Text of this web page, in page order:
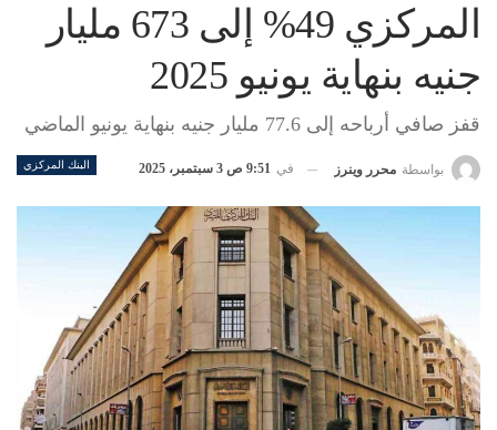
المركزي 49% إلى 673 مليار
جنيه بنهاية يونيو 2025
قفز صافي أرباحه إلى 77.6 مليار جنيه بنهاية يونيو الماضي
البنك المركزي بواسطة محرر وينرز في 9:51 ص 3 سبتمبر، 2025